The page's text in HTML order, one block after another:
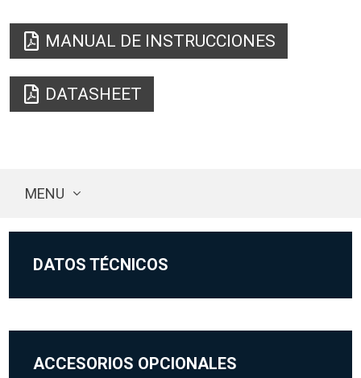
MANUAL DE INSTRUCCIONES
DATASHEET
MENU
DATOS TÉCNICOS
ACCESORIOS OPCIONALES